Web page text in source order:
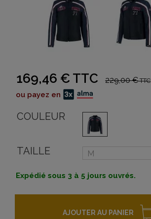
169,46 € TTC 229,00 €TTC
ou payez en
COULEUR
TAILLE
Expédié sous 3 à 5 jours ouvrés.
AJOUTER AU PANIER